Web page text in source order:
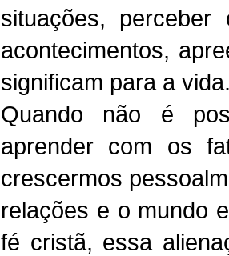
situações,
acontecimentos,
significam para a
Quando não é
aprender com os
crescermos
relações e o mundo
fé cristã, essa